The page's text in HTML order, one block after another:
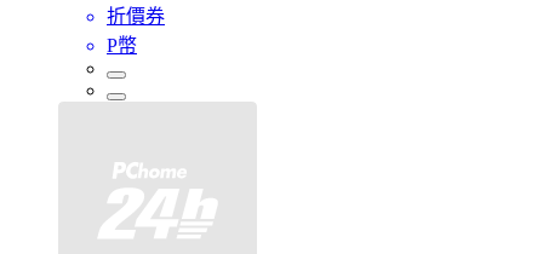
折價券
P幣